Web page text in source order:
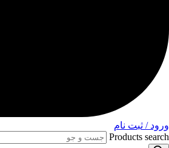
ورود / ثبت نام
Products search